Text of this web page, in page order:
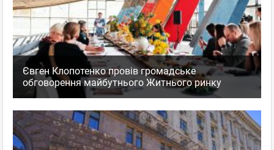
Євген Клопотенко провів громадське
обговорення майбутнього Житнього ринку